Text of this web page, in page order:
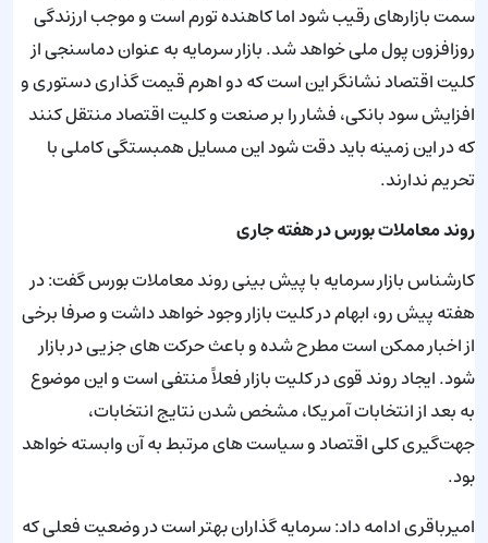
سمت بازارهای رقیب شود اما کاهنده تورم است و موجب ارزندگی
روزافزون پول ملی خواهد شد. بازار سرمایه به عنوان دماسنجی از
کلیت اقتصاد نشانگر این است که دو اهرم قیمت گذاری دستوری و
افزایش سود بانکی، فشار را بر صنعت و کلیت اقتصاد منتقل کنند
که در این زمینه باید دقت شود این مسایل همبستگی کاملی با
تحریم ندارند.
روند معاملات بورس در هفته جاری
کارشناس بازار سرمایه با پیش بینی روند معاملات بورس گفت: در
هفته پیش رو، ابهام در کلیت بازار وجود خواهد داشت و صرفا برخی
از اخبار ممکن است مطرح شده و باعث حرکت های جزیی در بازار
شود. ایجاد روند قوی در کلیت بازار فعلاً منتفی است و این موضوع
به بعد از انتخابات آمریکا، مشخص شدن نتایج انتخابات،
جهت‌گیری کلی اقتصاد و سیاست های مرتبط به آن وابسته خواهد
بود.
امیرباقری ادامه داد: سرمایه گذاران بهتر است در وضعیت فعلی که